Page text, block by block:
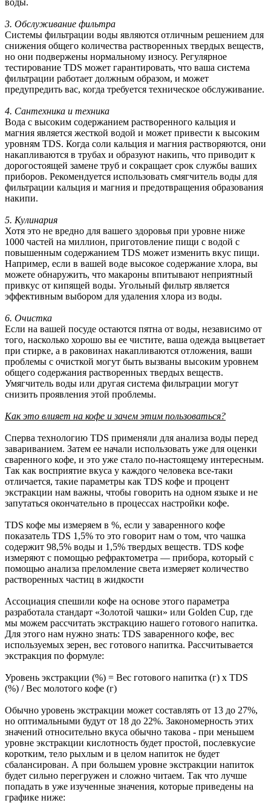
3. Обслуживание фильтра
Системы фильтрации воды являются отличным решением для
снижения общего количества растворенных твердых веществ,
но они подвержены нормальному износу. Регулярное
тестирование TDS может гарантировать, что ваша система
фильтрации работает должным образом, и может
предупредить вас, когда требуется техническое обслуживание.
4. Сантехника и техника
Вода с высоким содержанием растворенного кальция и
магния является жесткой водой и может привести к высоким
уровням TDS. Когда соли кальция и магния растворяются, они
накапливаются в трубах и образуют накипь, что приводит к
дорогостоящей замене труб и сокращает срок службы ваших
приборов. Рекомендуется использовать смягчитель воды для
фильтрации кальция и магния и предотвращения образования
накипи.
5. Кулинария
Хотя это не вредно для вашего здоровья при уровне ниже
1000 частей на миллион, приготовление пищи с водой с
повышенным содержанием TDS может изменить вкус пищи.
Например, если в вашей воде высокое содержание хлора, вы
можете обнаружить, что макароны впитывают неприятный
привкус от кипящей воды. Угольный фильтр является
эффективным выбором для удаления хлора из воды.
6. Очистка
Если на вашей посуде остаются пятна от воды, независимо от
того, насколько хорошо вы ее чистите, ваша одежда выцветает
при стирке, а в раковинах накапливаются отложения, ваши
проблемы с очисткой могут быть вызваны высоким уровнем
общего содержания растворенных твердых веществ.
Умягчитель воды или другая система фильтрации могут
снизить проявления этой проблемы.
Как это влияет на кофе и зачем этим пользоваться?
Сперва технологию TDS применяли для анализа воды перед
завариванием. Затем ее начали использовать уже для оценки
сваренного кофе, и это уже стало по-настоящему интересным.
Так как восприятие вкуса у каждого человека все-таки
отличается, такие параметры как TDS кофе и процент
экстракции нам важны, чтобы говорить на одном языке и не
запутаться окончательно в процессах настройки кофе.
TDS кофе мы измеряем в %, если у заваренного кофе
показатель TDS 1,5% то это говорит нам о том, что чашка
содержит 98,5% воды и 1,5% твердых веществ. TDS кофе
измеряют с помощью рефрактометра — прибора, который с
помощью анализа преломление света измеряет количество
растворенных частиц в жидкости
Ассоциация спешили кофе на основе этого параметра
разработала стандарт «Золотой чашки» или Golden Cup, где
мы можем рассчитать экстракцию нашего готового напитка.
Для этого нам нужно знать: TDS заваренного кофе, вес
используемых зерен, вес готового напитка. Рассчитывается
экстракция по формуле:
Уровень экстракции (%) = Вес готового напитка (г) х TDS
(%) / Вес молотого кофе (г)
Обычно уровень экстракции может составлять от 13 до 27%,
но оптимальными будут от 18 до 22%. Закономерность этих
значений относительно вкуса обычно такова - при меньшем
уровне экстракции кислотность будет простой, послевкусие
коротким, тело рыхлым и в целом напиток не будет
сбалансирован. А при большем уровне экстракции напиток
будет сильно перегружен и сложно читаем. Так что лучше
попадать в уже изученные значения, которые приведены на
графике ниже: